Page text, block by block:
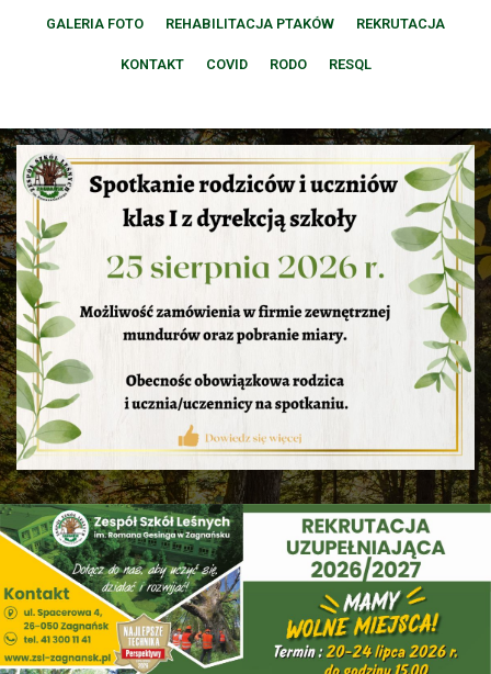
GALERIA FOTO REHABILITACJA PTAKÓW REKRUTACJA
KONTAKT COVID RODO RESQL